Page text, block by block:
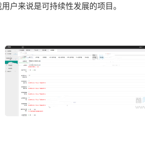
户来说是可持续性发展的项目。